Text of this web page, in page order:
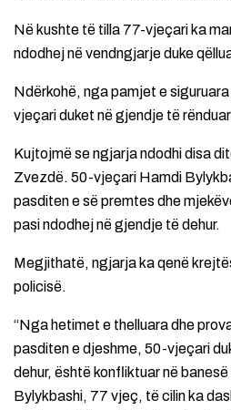
Në kushte të tilla 77-vjeçari ka
ndodhej në vendngjarje duke
Ndërkohë, nga pamjet e
vjeçari duket në gjendje të
Kujtojmë se ngjarja ndodhi disa
Zvezdë. 50-vjeçari Hamdi
pasditen e së premtes dhe
pasi ndodhej në gjendje të dehur.
Megjithatë, ngjarja ka qenë
policisë.
“Nga hetimet e thelluara dhe
pasditen e djeshme, 50-vjeçari
dehur, është konfliktuar në
Bylykbashi, 77 vjeç, të cilin ka